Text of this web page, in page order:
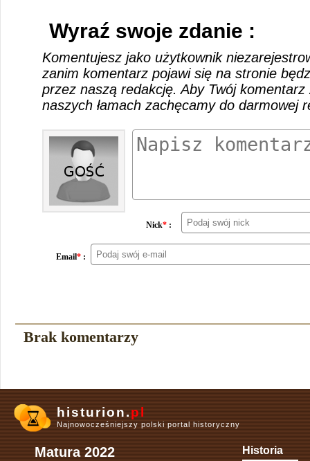
Wyraź swoje zdanie :
Komentujesz jako użytkownik
zanim komentarz pojawi się na stronie
przez naszą redakcję. Aby Twój
naszych łamach zachęcamy do darmowej
Nick* :
Email* :
Brak komentarzy
histurion.pl
Najnowocześniejszy polski portal historyczny
Matura 2022 Historia